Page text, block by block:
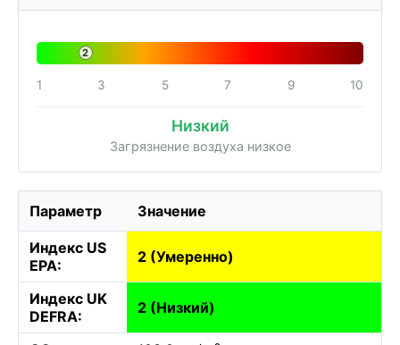
2
1 3 5 7 9 10
Низкий
Загрязнение воздуха низкое
Параметр Значение
Индекс US
EPA:
2 (Умеренно)
Индекс UK
DEFRA:
2 (Низкий)